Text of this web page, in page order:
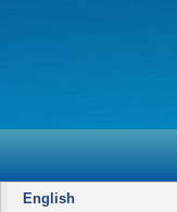
English